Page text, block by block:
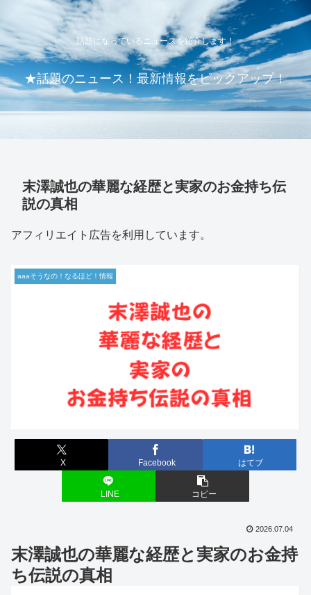
話題になっているニュースを紹介します！
★話題のニュース！最新情報をピックアップ！
末澤誠也の華麗な経歴と実家のお金持ち伝
説の真相
アフィリエイト広告を利用しています。
aaaそうなの！なるほど！情報
X Facebook はてブ
LINE コピー
2026.07.04
末澤誠也の華麗な経歴と実家のお金持
ち伝説の真相